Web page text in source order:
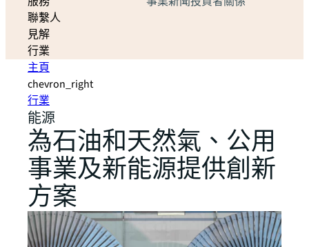
聯繫人
見解
行業
主頁
chevron_right
行業
能源
為石油和天然氣、公用
事業及新能源提供創新
方案